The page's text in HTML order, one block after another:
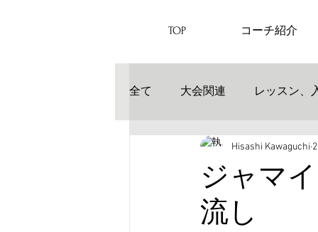
TOP コーチ紹介
全て 大会関連 レッスン、
ジャマ
流し
Hisashi Kawaguchi